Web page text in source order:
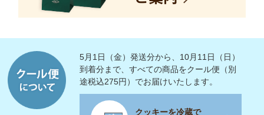
5月1日（金）発送分から、10月11日（日）
到着分まで、すべての商品をクール便（別
途税込275円）でお届けいたします。
クッキーを冷蔵で